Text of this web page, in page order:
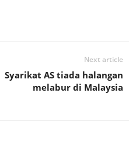
Next article
Syarikat AS tiada halangan
melabur di Malaysia